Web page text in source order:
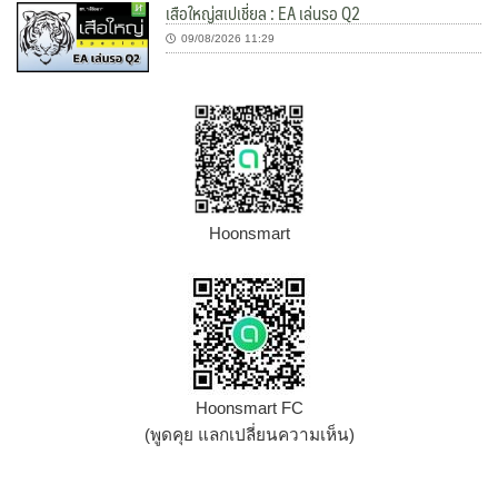
เสือใหญ่สเปเชี่ยล : EA เล่นรอ Q2
09/08/2026 11:29
Hoonsmart
Hoonsmart FC
(พูดคุย แลกเปลี่ยนความเห็น)